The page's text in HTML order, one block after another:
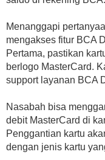
Menanggapi
mengakses fitur BCA
Pertama, pastikan
berlogo MasterCard.
support layanan BCA
Nasabah bisa
debit MasterCard di
Penggantian kartu
dengan jenis kartu